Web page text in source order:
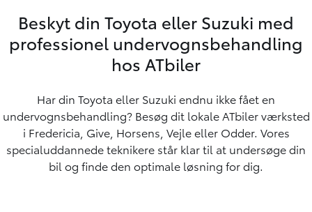
Beskyt din Toyota eller Suzuki med
professionel undervognsbehandling
hos ATbiler
Har din Toyota eller Suzuki endnu ikke fået en
undervognsbehandling? Besøg dit lokale ATbiler værksted
i Fredericia, Give, Horsens, Vejle eller Odder. Vores
specialuddannede teknikere står klar til at undersøge din
bil og finde den optimale løsning for dig.